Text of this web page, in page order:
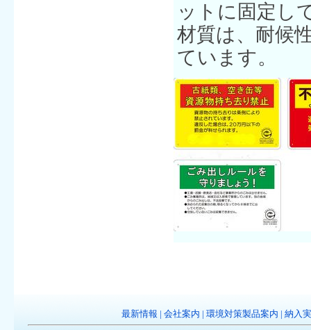
ットに固定し
材質は、耐候
ています。
最新情報 会社案内 環境対策製品案内 納入